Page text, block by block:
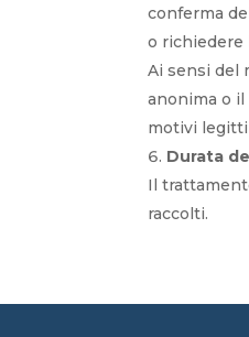
conferma
o richiedere
Ai sensi del
anonima o
motivi
Durata
Il
raccolti.